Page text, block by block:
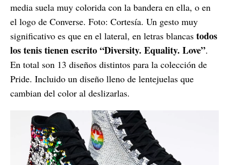
media suela muy colorida con la bandera en ella, o en
el logo de Converse. Foto: Cortesía. Un gesto muy
significativo es que en el lateral, en letras blancas todos
los tenis tienen escrito “Diversity. Equality. Love”.
En total son 13 diseños distintos para la colección de
Pride. Incluido un diseño lleno de lentejuelas que
cambian del color al deslizarlas.